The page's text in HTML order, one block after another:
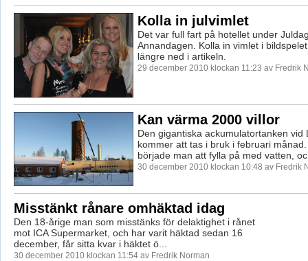
Kolla in julvimlet
Det var full fart på hotellet under
Annandagen. Kolla in vimlet i
längre ned i artikeln.
29 december 2010 klockan 11:23 av Fredrik
Kan värma 2000 villor
Den gigantiska ackumulatortanken vid
kommer att tas i bruk i februari
började man att fylla på med vatten,
30 december 2010 klockan 10:48 av Fredrik
Misstänkt rånare omhäktad idag
Den 18-årige man som misstänks för delaktighet i rånet
mot ICA Supermarket, och har varit häktad sedan 16
december, får sitta kvar i häktet ö...
30 december 2010 klockan 11:54 av Fredrik Norman